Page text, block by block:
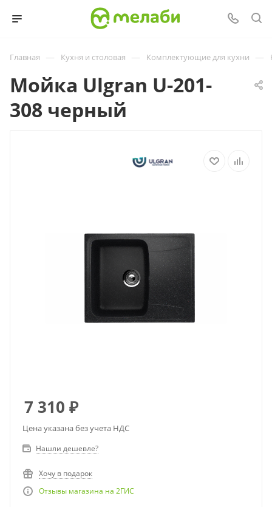
Главная — Кухня и столовая — Комплектующие для кухни —
Мойка Ulgran U-201-
308 черный
7 310 ₽
Цена указана без учета НДС
Нашли дешевле?
Хочу в подарок
Отзывы магазина на 2ГИС